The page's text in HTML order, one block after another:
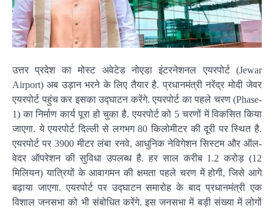
उत्तर प्रदेश का मोस्‍ट अवेटेड नोएडा इंटरनेशनल एयरपोर्ट (Jewar
Airport) अब उड़ान भरने के लिए तैयार है. प्रधानमंत्री नरेंद्र मोदी जेवर
एयरपोर्ट पहुंच कर इसका उद्घाटन करेंगे. एयरपोर्ट का पहले चरण (Phase-
1) का निर्माण कार्य पूरा हो चुका है. एयरपोर्ट को 5 चरणों में विकसित किया
जाएगा. ये एयरपोर्ट दिल्ली से लगभग 80 किलोमीटर की दूरी पर स्थित है.
एयरपोर्ट पर 3900 मीटर लंबा रनवे, आधुनिक नेविगेशन सिस्टम और ऑल-
वेदर ऑपरेशन की सुविधा उपलब्ध है. हर साल करीब 1.2 करोड़ (12
मिलियन) यात्रियों के आवागमन की क्षमता पहले चरण में होगी, जिसे आगे
बढ़ाया जाएगा. एयरपोर्ट पर उद्घाटन समारोह के बाद प्रधानमंत्री एक
विशाल जनसभा को भी संबोधित करेंगे. इस जनसभा में बड़ी संख्या में लोगों